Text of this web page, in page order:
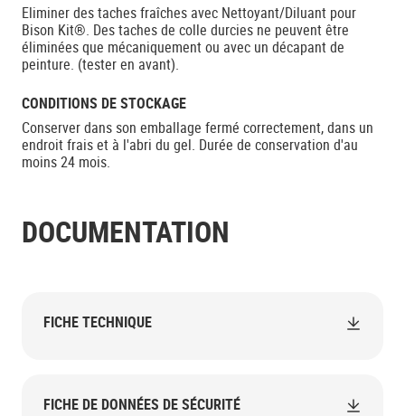
Eliminer des taches fraîches avec Nettoyant/Diluant pour
Bison Kit®. Des taches de colle durcies ne peuvent être
éliminées que mécaniquement ou avec un décapant de
peinture. (tester en avant).
CONDITIONS DE STOCKAGE
Conserver dans son emballage fermé correctement, dans un
endroit frais et à l'abri du gel. Durée de conservation d'au
moins 24 mois.
DOCUMENTATION
FICHE TECHNIQUE
FICHE DE DONNÉES DE SÉCURITÉ